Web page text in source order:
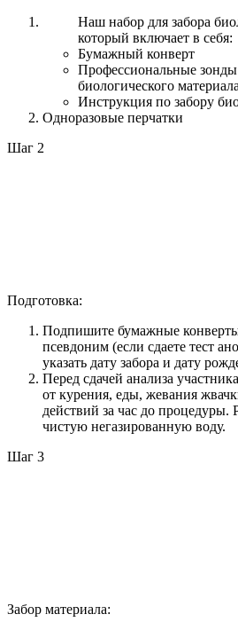
Наш набор для забора
который включает в себя:
Бумажный конверт
Профессиональные зонды
биологического материала
Инструкция по забору
Одноразовые перчатки
Шаг 2
Подготовка:
Подпишите бумажные
псевдоним (если сдаете тест
указать дату забора и дату
Перед сдачей анализа
от курения, еды, жевания
действий за час до процедуры.
чистую негазированную воду.
Шаг 3
Забор материала: